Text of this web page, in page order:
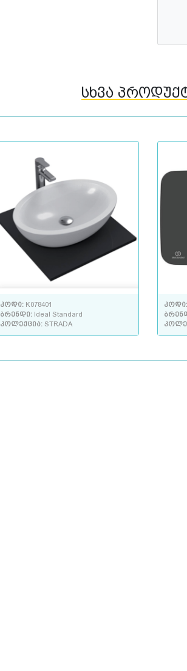
სხვა
კოდი: K078401
ბრენდი: Ideal Standard
კოლექცია: STRADA
კოდი: